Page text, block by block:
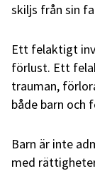
skiljs från sin
Ett felaktigt
förlust. Ett
trauman,
både barn och
Barn är inte
med